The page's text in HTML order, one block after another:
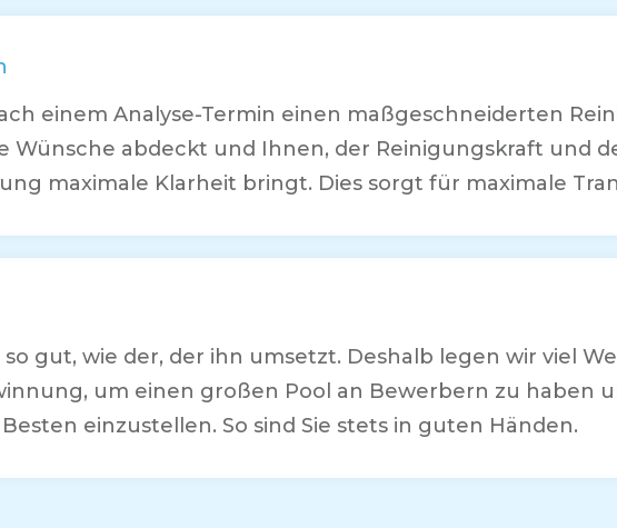
einem Analyse-Termin einen maßgeschneiderten
Wünsche abdeckt und Ihnen, der Reinigungskraft und
maximale Klarheit bringt. Dies sorgt für maximale
so gut, wie der, der ihn umsetzt. Deshalb legen wir viel
um einen großen Pool an Bewerbern zu haben
einzustellen. So sind Sie stets in guten Händen.